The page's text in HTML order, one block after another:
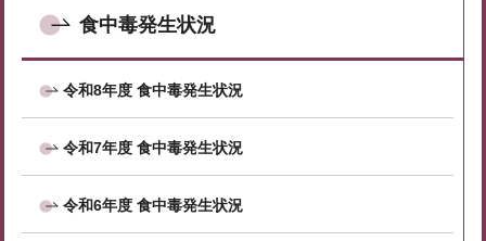
食中毒発生状況
令和8年度 食中毒発生状況
令和7年度 食中毒発生状況
令和6年度 食中毒発生状況